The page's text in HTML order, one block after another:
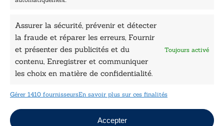
Assurer la sécurité, prévenir et détecter
la fraude et réparer les erreurs, Fournir
et présenter des publicités et du
contenu, Enregistrer et communiquer
les choix en matière de confidentialité.
Toujours activé
Gérer 1410 fournisseursEn savoir plus sur ces finalités
Accepter
Sciences humaines
Pratique
Le Petit Lys
Données légales
Conditions Générales de vente
Politique de cookies
Mentions légales
Jeux concours